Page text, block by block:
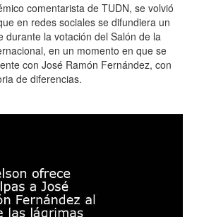
comentarista de TUDN, se volvió
en redes sociales se difundiera un
durante la votación del Salón de la
en un momento en que se
con José Ramón Fernández, con
de diferencias.